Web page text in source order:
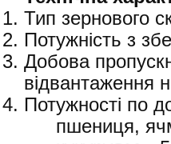
Тип зернового
Потужність з
Добова
відвантаження
Потужності по
пшениця,